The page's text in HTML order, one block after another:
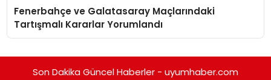
Fenerbahçe ve Galatasaray Maçlarındaki
Tartışmalı Kararlar Yorumlandı
Son Dakika Güncel Haberler - uyumhaber.com